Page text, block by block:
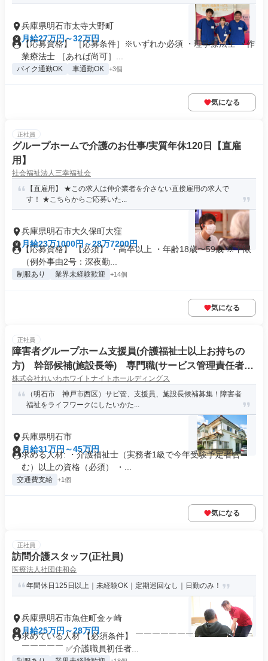
兵庫県明石市太寺大野町
月給27万円～32万円
【応募資格】 ［応募条件］※いずれか必須 ・理学療法士 ・作
業療法士 ［あれば尚可］...
バイク通勤OK 車通勤OK +3個
気になる
正社員
グループホームで介護のお仕事/実質年休120日【直雇
用】
社会福祉法人三幸福祉会
【直雇用】 ★この求人は仲介業者を介さない直接雇用の求人で
す！ ★こちらからご応募いた...
兵庫県明石市大久保町大窪
月給23万1000円～28万7200円
【応募資格】 【必須】 ・高卒以上 ・年齢18歳〜59歳 ※下限
（例外事由2号：深夜勤...
制服あり 業界未経験歓迎 +14個
気になる
正社員
障害者グループホーム支援員(介護福祉士以上お持ちの
方) 幹部候補(施設長等) 専門職(サービス管理責任者)
明石市・神戸市西区 垂水区
株式会社れいわホワイトナイトホールディングス
（明石市 神戸市西区）サビ管、支援員、施設長候補募集！障害者
福祉をライフワークにしたいかた...
兵庫県明石市
月給31万円～45万円
求める人材: ・介護福祉士（実務者1級で今年受験予定者含
む）以上の資格（必須） ・...
交通費支給 +1個
気になる
正社員
訪問介護スタッフ(正社員)
医療法人社団佳和会
年間休日125日以上｜未経験OK｜定期巡回なし｜日勤のみ！
兵庫県明石市魚住町金ヶ崎
月給25万円～28万円
求めている人材 【必須条件】 ￣￣￣￣￣￣￣￣￣￣￣￣￣￣
￣￣￣￣￣ ✅介護職員初任者...